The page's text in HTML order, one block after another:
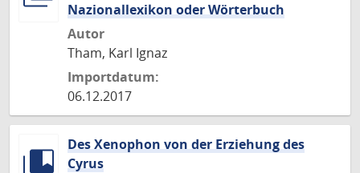
Nazionallexikon oder Wörterbuch
Autor
Tham, Karl Ignaz
Importdatum:
06.12.2017
Des Xenophon von der Erziehung des
Cyrus